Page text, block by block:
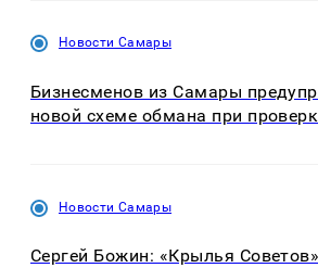
Новости Самары
Бизнесменов из Самары
новой схеме обмана при
Новости Самары
Сергей Божин: «Крылья